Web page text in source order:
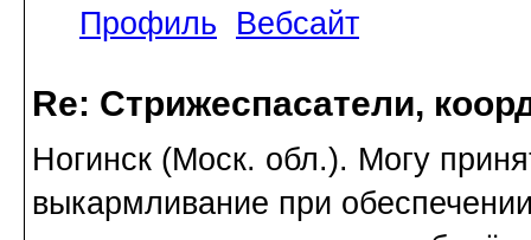
Профиль
Вебсайт
Re: Стрижеспасатели,
Ногинск (Моск. обл.). Могу
выкармливание при